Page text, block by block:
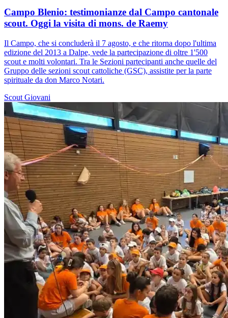
Campo Blenio: testimonianze dal Campo cantonale
scout. Oggi la visita di mons. de Raemy
Il Campo, che si concluderà il 7 agosto, e che ritorna dopo l'ultima
edizione del 2013 a Dalpe, vede la partecipazione di oltre 1'500
scout e molti volontari. Tra le Sezioni partecipanti anche quelle del
Gruppo delle sezioni scout cattoliche (GSC), assistite per la parte
spirituale da don Marco Notari.
Scout Giovani